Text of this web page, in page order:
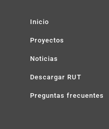
Inicio
Proyectos
Noticias
Descargar RUT
Preguntas frecuentes